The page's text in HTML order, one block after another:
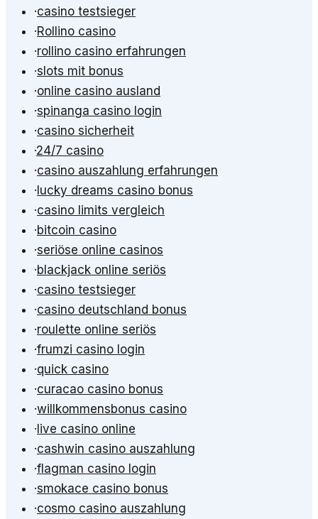
·casino testsieger
·Rollino casino
·rollino casino erfahrungen
·slots mit bonus
·online casino ausland
·spinanga casino login
·casino sicherheit
·24/7 casino
·casino auszahlung erfahrungen
· lucky dreams casino bonus
·casino limits vergleich
·bitcoin casino
·seriöse online casinos
·blackjack online seriös
·casino testsieger
·casino deutschland bonus
·roulette online seriös
·frumzi casino login
·quick casino
·curacao casino bonus
·willkommensbonus casino
· live casino online
·cashwin casino auszahlung
·flagman casino login
·smokace casino bonus
·cosmo casino auszahlung